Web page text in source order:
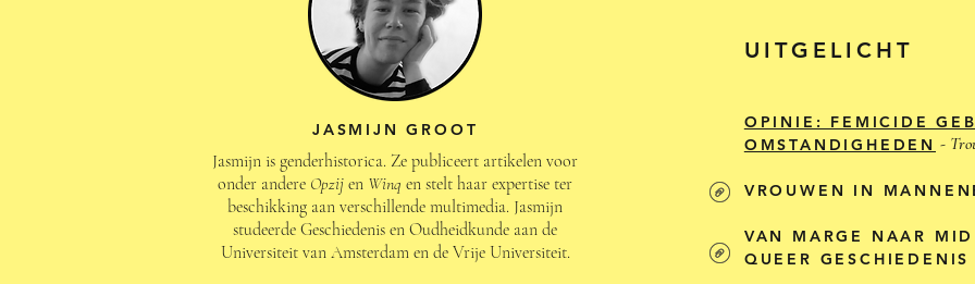
JASMIJN GROOT
Jasmijn is genderhistorica. Ze publiceert artikelen voor
onder andere Opzijen Winq en stelt haar expertise ter
beschikking aan verschillende multimedia. Jasmijn
studeerde Geschiedenis en Oudheidkunde aan de
Universiteit van Amsterdam en de Vrije Universiteit.
UITGELICHT
OPINIE: FEMICIDE
OMSTANDIGHEDEN
VROUWEN IN
VAN MARGE NAAR
QUEER
-